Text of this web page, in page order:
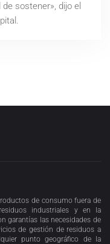
sostener», dijo el
de consumo fuera de
industriales y en la
garantías las necesidades de
de gestión de residuos a
punto geográfico de la